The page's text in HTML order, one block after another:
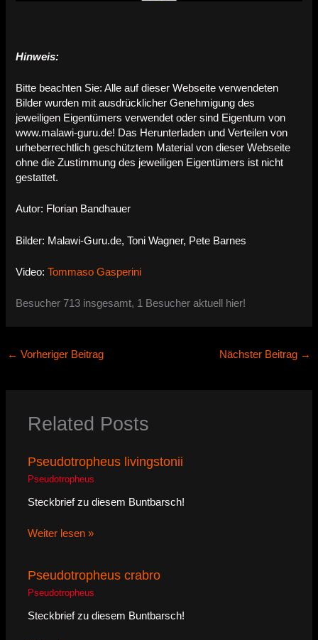
Hinweis:
Bitte beachten Sie: Alle auf dieser Webseite verwendeten
Bilder wurden mit ausdrücklicher Genehmigung des
jeweiligen Eigentümers verwendet oder sind Eigentum von
www.malawi-guru.de! Das Herunterladen und Verteilen von
urheberrechtlich geschütztem Material von dieser Webseite
ohne die Zustimmung des jeweiligen Eigentümers ist nicht
gestattet.
Autor: Florian Bandhauer
Bilder: Malawi-Guru.de, Toni Wagner, Pete Barnes
Video: Tommaso Gasperini
Besucher 713 insgesamt, 1 Besucher aktuell hier!
← Vorheriger Beitrag Nächster Beitrag →
Related Posts
Pseudotropheus livingstonii
Pseudotropheus
Steckbrief zu diesem Buntbarsch!
Weiter lesen »
Pseudotropheus crabro
Pseudotropheus
Steckbrief zu diesem Buntbarsch!